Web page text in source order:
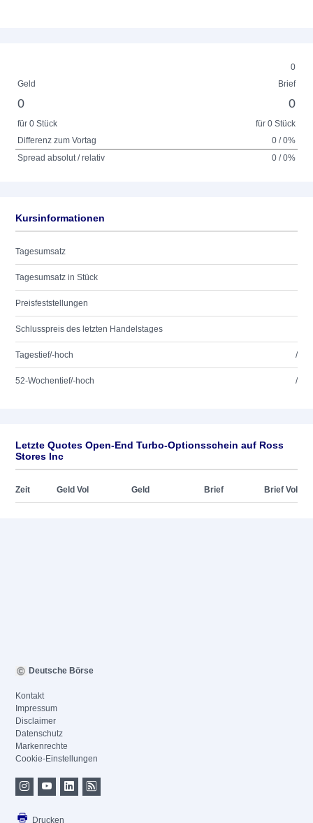
0
Geld
Brief
0 0
für 0 Stück
für 0 Stück
Differenz zum Vortag
0 / 0%
Spread absolut / relativ
0 / 0%
Kursinformationen
Tagesumsatz
Tagesumsatz in Stück
Preisfeststellungen
Schlusspreis des letzten Handelstages
Tagestief/-hoch /
52-Wochentief/-hoch /
Letzte Quotes Open-End Turbo-Optionsschein auf Ross
Stores Inc
Zeit Geld Vol Geld Brief Brief Vol
Deutsche Börse
Kontakt
Impressum
Disclaimer
Datenschutz
Markenrechte
Cookie-Einstellungen
Drucken